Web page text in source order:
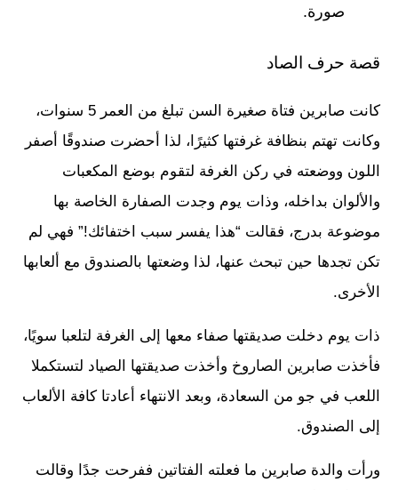
صورة.
قصة حرف الصاد
كانت صابرين فتاة صغيرة السن تبلغ من العمر 5 سنوات،
وكانت تهتم بنظافة غرفتها كثيرًا، لذا أحضرت صندوقًا أصفر
اللون ووضعته في ركن الغرفة لتقوم بوضع المكعبات
والألوان بداخله، وذات يوم وجدت الصفارة الخاصة بها
موضوعة بدرج، فقالت “هذا يفسر سبب اختفائك!” فهي لم
تكن تجدها حين تبحث عنها، لذا وضعتها بالصندوق مع ألعابها
الأخرى.
ذات يوم دخلت صديقتها صفاء معها إلى الغرفة لتلعبا سويًا،
فأخذت صابرين الصاروخ وأخذت صديقتها الصياد لتستكملا
اللعب في جو من السعادة، وبعد الانتهاء أعادتا كافة الألعاب
إلى الصندوق.
ورأت والدة صابرين ما فعلته الفتاتين ففرحت جدًا وقالت